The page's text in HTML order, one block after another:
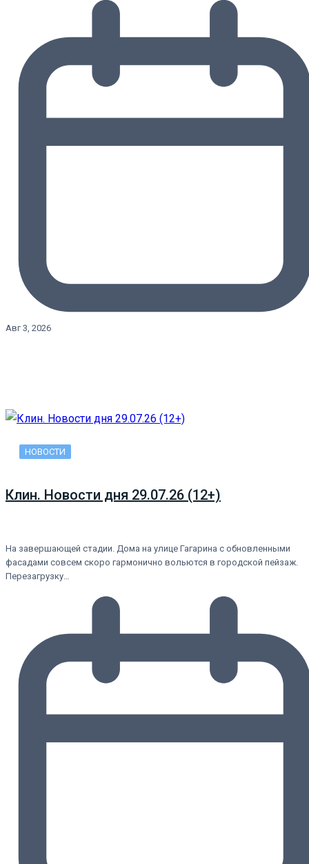
Авг 3, 2026
НОВОСТИ
Клин. Новости дня 29.07.26 (12+)
На завершающей стадии. Дома на улице Гагарина с обновленными
фасадами совсем скоро гармонично вольются в городской пейзаж.
Перезагрузку…